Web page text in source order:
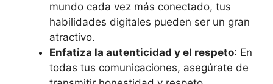
mundo cada vez más conectado, tus
habilidades digitales pueden ser un gran
atractivo.
Enfatiza la autenticidad y el respeto: En
todas tus comunicaciones, asegúrate de